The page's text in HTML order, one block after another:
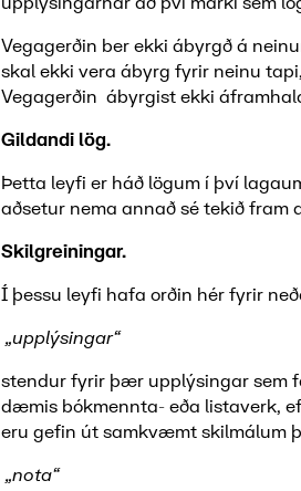
Vegagerðin ber ekki ábyrgð á
skal ekki vera ábyrg fyrir neinu
Vegagerðin ábyrgist ekki
Gildandi lög.
Þetta leyfi er háð lögum í því
aðsetur nema annað sé tekið
Skilgreiningar.
Í þessu leyfi hafa orðin hér fyrir
„upplýsingar“
stendur fyrir þær upplýsingar sem
dæmis bókmennta- eða listaverk,
eru gefin út samkvæmt skilmálum
„nota“